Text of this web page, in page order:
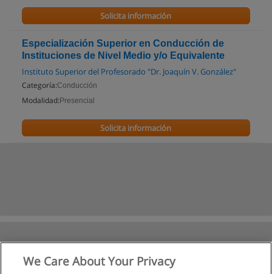
Solicita información
Especialización Superior en Conducción de
Instituciones de Nivel Medio y/o Equivalente
Instituto Superior del Profesorado "Dr. Joaquín V. González"
Categoría:Conducción
Modalidad: Presencial
Solicita información
We Care About Your Privacy